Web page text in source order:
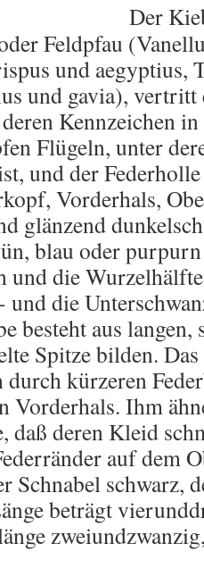
Der
Feldpfau
und aegyptius,
und gavia), vertritt
Kennzeichen
Flügeln, unter
und der
Vorderhals,
glänzend
blau oder
und die
und die
besteht aus langen,
Spitze bilden.
durch kürzeren
Vorderhals. Ihm
daß deren Kleid
auf dem
Schnabel schwarz,
beträgt